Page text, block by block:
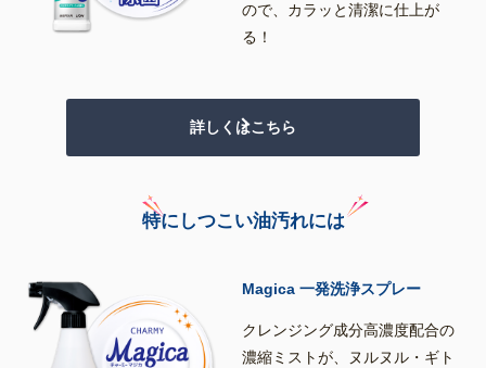
ので、カラッと清潔に仕上が
る！
詳しくはこちら
特にしつこい油汚れには
Magica 一発洗浄スプレー
クレンジング成分高濃度配合の
濃縮ミストが、ヌルヌル・ギト